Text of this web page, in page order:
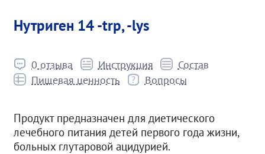
Нутриген 14 -trp, -lys
0 отзыва Инструкция
Состав
Пищевая ценность
Вопросы
Продукт предназначен для диетического
лечебного питания детей первого года жизни,
больных глутаровой ацидурией.